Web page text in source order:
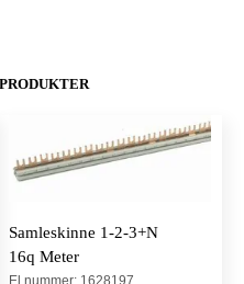
Samleskinne 1-2-3+N
16q Meter
El.nummer: 1628197